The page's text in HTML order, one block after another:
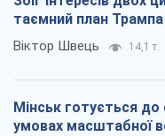
таємний план Трампа
Віктор Швець 14,1 т.
Мінськ готується до
умовах масштабної